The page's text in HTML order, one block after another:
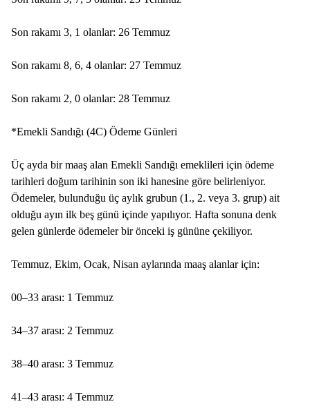
Son rakamı 3, 1 olanlar: 26 Temmuz
Son rakamı 8, 6, 4 olanlar: 27 Temmuz
Son rakamı 2, 0 olanlar: 28 Temmuz
*Emekli Sandığı (4C) Ödeme Günleri
Üç ayda bir maaş alan Emekli Sandığı emeklileri için ödeme
tarihleri doğum tarihinin son iki hanesine göre belirleniyor.
Ödemeler, bulunduğu üç aylık grubun (1., 2. veya 3. grup) ait
olduğu ayın ilk beş günü içinde yapılıyor. Hafta sonuna denk
gelen günlerde ödemeler bir önceki iş gününe çekiliyor.
Temmuz, Ekim, Ocak, Nisan aylarında maaş alanlar için:
00–33 arası: 1 Temmuz
34–37 arası: 2 Temmuz
38–40 arası: 3 Temmuz
41–43 arası: 4 Temmuz